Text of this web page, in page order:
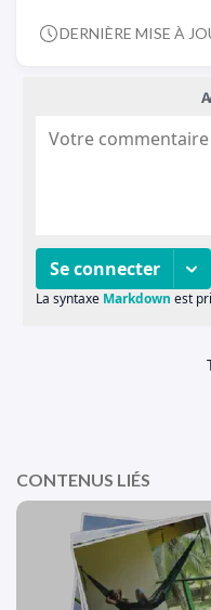
DERNIÈRE MISE À
CONTENUS LIÉS